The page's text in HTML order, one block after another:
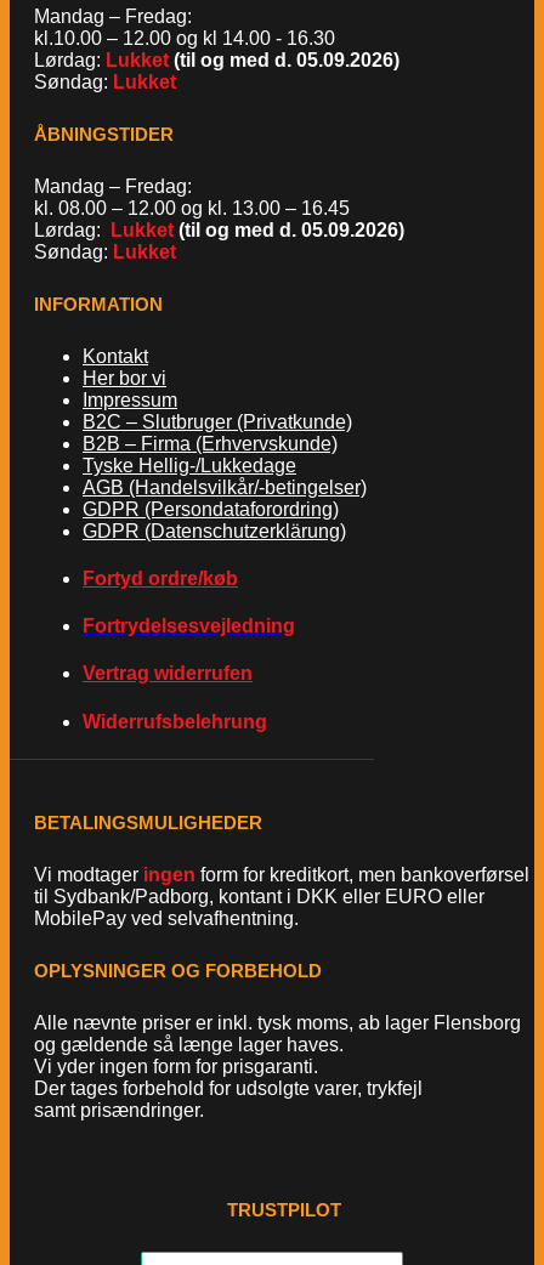
Mandag – Fredag:
kl.10.00 – 12.00 og kl 14.00 - 16.30
Lørdag: Lukket (til og med d. 05.09.2026)
Søndag: Lukket
ÅBNINGSTIDER
Mandag – Fredag:
kl. 08.00 – 12.00 og kl. 13.00 – 16.45
Lørdag:
Lukket (til og med d. 05.09.2026)
Søndag: Lukket
INFORMATION
Kontakt
Her bor vi
Impressum
B2C – Slutbruger (Privatkunde)
B2B – Firma (Erhvervskunde)
Tyske Hellig-/Lukkedage
AGB (Handelsvilkår/-betingelser)
GDPR (Persondataforordring)
GDPR (Datenschutzerklärung)
Fortyd ordre/køb
Fortrydelsesvejledning
Vertrag widerrufen
Widerrufsbelehrung
BETALINGSMULIGHEDER
Vi modtager ingen form for kreditkort, men bankoverførsel
til Sydbank/Padborg, kontant i DKK eller EURO eller
MobilePay ved selvafhentning.
OPLYSNINGER OG FORBEHOLD
Alle nævnte priser er inkl. tysk moms, ab lager Flensborg
og gældende så længe lager haves.
Vi yder ingen form for prisgaranti.
Der tages forbehold for udsolgte varer, trykfejl
samt prisændringer.
TRUSTPILOT